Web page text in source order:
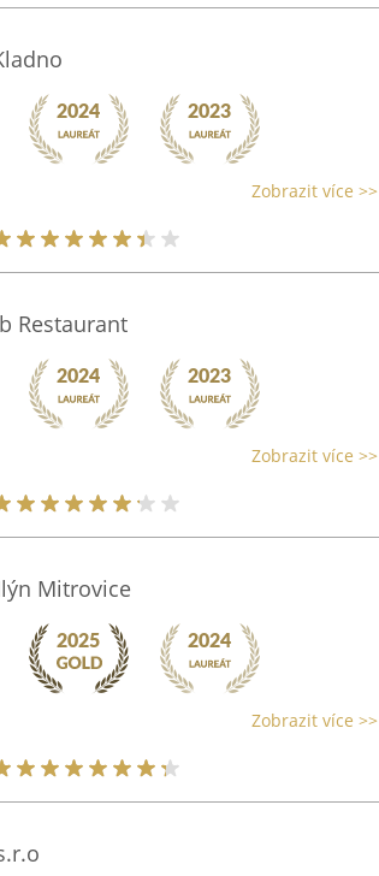
Zobrazit více >>
Restaurant
Zobrazit více >>
Mitrovice
Zobrazit více >>